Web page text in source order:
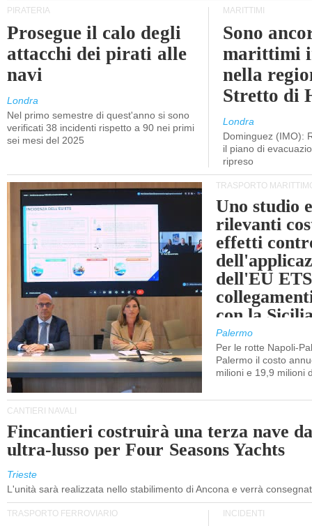
PIRATERIA
Prosegue il calo degli
attacchi dei pirati alle
navi
Londra
Nel primo semestre di quest'anno si sono
verificati 38 incidenti rispetto a 90 nei primi
sei mesi del 2025
MARITTIMI
Sono
marittimi
nella
Stretto di
Londra
Dominguez (IMO):
il piano di
ripreso
TRASPORTO
Uno studio
rilevanti
effetti
dell'EU
con la
Palermo
Per le rotte Napoli-
Palermo il costo
milioni e 19,9 milioni
CANTIERI NAVALI
Fincantieri costruirà una terza nave
ultra-lusso per Four Seasons Yachts
Trieste
L'unità sarà realizzata nello stabilimento di Ancona e verrà
TRASPORTO FERROVIARIO INCIDENTI